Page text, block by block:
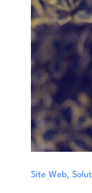
Site Web,